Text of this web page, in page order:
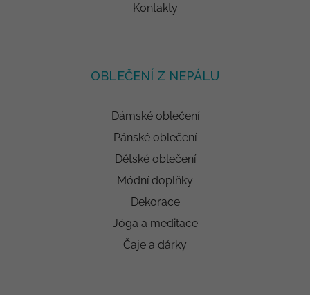
Kontakty
OBLEČENÍ Z NEPÁLU
Dámské oblečení
Pánské oblečení
Dětské oblečení
Módní doplňky
Dekorace
Jóga a meditace
Čaje a dárky